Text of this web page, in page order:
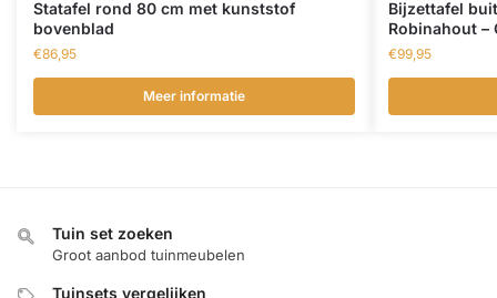
Statafel rond 80 cm met kunststof
bovenblad
€86,95
Meer informatie
Bijzettafel
Robinahout –
€99,95
Tuin set zoeken
Groot aanbod tuinmeubelen
Tuinsets vergelijken